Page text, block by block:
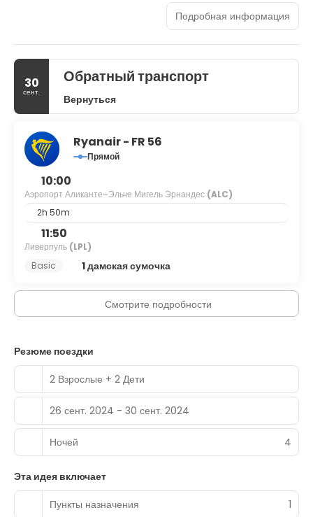
увлекательные приключения для всех возрастов, воспитывая
уважение к животным и окружающей среде. Семьи могут
отправиться на дневное или ночное сафари, исследуя
чудеса животного и растительного мира. Дети могут принять
участие в экологических мастер-классах и лабораториях
естественных наук, узнавая много нового о природе. Курорт
располагает 245 бунгало в балийском стиле с одной, двумя
или тремя спальнями, полностью меблированными и
оформленными в соответствии с тематикой курорта.
Подробная информация
30
сент.
Обратный транспорт
Вернуться
Ryanair - FR 56
Прямой
10:00
Аэропорт Аликанте–Эльче Мигель Эрнандес (ALC)
2h 50m
11:50
Ливерпуль (LPL)
Basic
1 дамская сумочка
Смотрите подробности
Резюме поездки
2 Взрослые + 2 Дети
26 сент. 2024 - 30 сент. 2024
Ночей 4
Эта идея включает
Пункты назначения
1